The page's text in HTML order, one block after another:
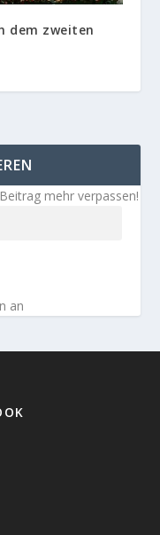
dem zweiten
mehr verpassen!
an